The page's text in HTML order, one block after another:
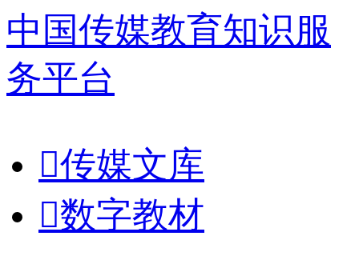
中国传媒教育知识服
务平台
传媒文库
数字教材